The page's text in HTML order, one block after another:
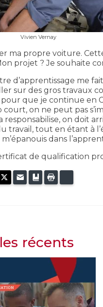
Vivien Vernay
ma propre voiture.
projet ? Je souhaite
d’apprentissage me
sur des gros travaux
pour que je continue en
court, on ne peut pas
responsabilise, on doit
travail, tout en étant à
m’épanouis dans
de qualification
Twitter
E-mail Ajouter aux
récents